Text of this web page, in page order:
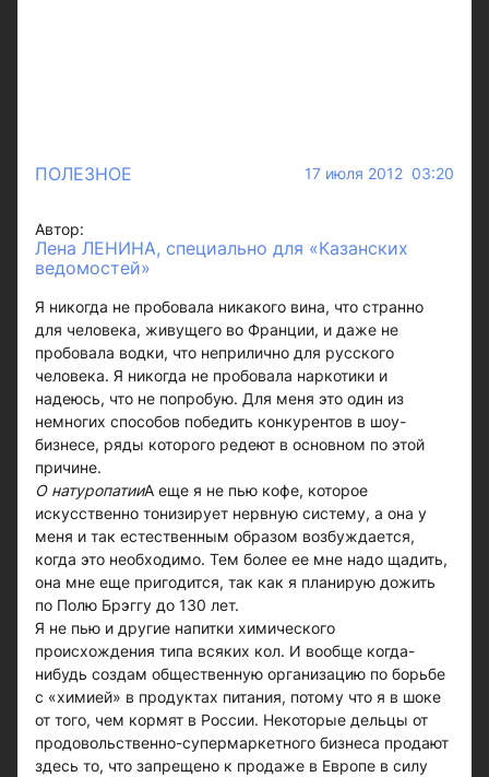
ПОЛЕЗНОЕ 17 июля 2012 03:20
Автор:
Лена ЛЕНИНА, специально для «Казанских
ведомостей»
Я никогда не пробовала никакого вина, что странно
для человека, живущего во Франции, и даже не
пробовала водки, что неприлично для русского
человека. Я никогда не пробовала наркотики и
надеюсь, что не попробую. Для меня это один из
немногих способов победить конкурентов в шоу-
бизнесе, ряды которого редеют в основном по этой
причине.
О натуропатииА еще я не пью кофе, которое
искусственно тонизирует нервную систему, а она у
меня и так естественным образом возбуждается,
когда это необходимо. Тем более ее мне надо щадить,
она мне еще пригодится, так как я планирую дожить
по Полю Брэггу до 130 лет.
Я не пью и другие напитки химического
происхождения типа всяких кол. И вообще когда-
нибудь создам общественную организацию по борьбе
с «химией» в продуктах питания, потому что я в шоке
от того, чем кормят в России. Некоторые дельцы от
продовольственно-супермаркетного бизнеса продают
здесь то, что запрещено к продаже в Европе в силу